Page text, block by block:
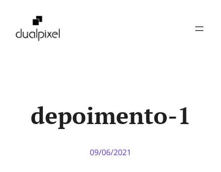
depoimento-1
09/06/2021